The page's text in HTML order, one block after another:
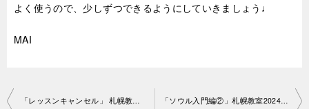
よく使うので、少しずつできるようにしていきましょう♩
MAI
投
「レッスンキャンセル」 札幌教室2024-10-21-n0084-2519 「ソウル入門編②」札幌教室2024-11-6-no0084-2519